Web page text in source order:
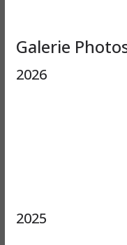
Galerie
2026
2025